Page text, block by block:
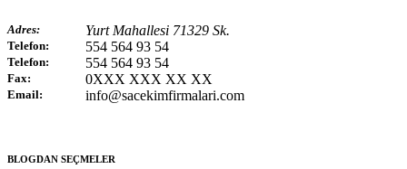
Adres: Yurt Mahallesi 71329 Sk.
Telefon: 554 564 93 54
Telefon: 554 564 93 54
Fax: 0XXX XXX XX XX
Email: info@sacekimfirmalari.com
BLOGDAN SEÇMELER